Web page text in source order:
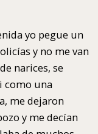
yo pegue un
y no me van
narices, se
como una
me dejaron
y me decían